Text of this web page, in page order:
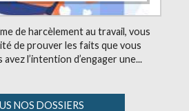
de harcèlement au travail, vous
de prouver les faits que vous
l’intention d’engager une...
NOS DOSSIERS